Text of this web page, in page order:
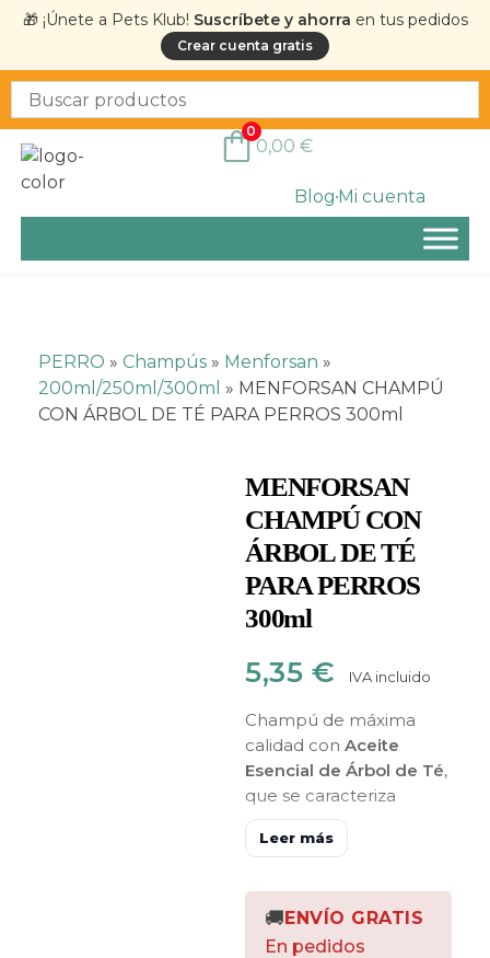
🎁 ¡Únete a Pets Klub! Suscríbete y ahorra en tus pedidos
Crear cuenta gratis
BlogMi cuenta
0
0,00 €
PERRO » Champús » Menforsan »
200ml/250ml/300ml » MENFORSAN CHAMPÚ
CON ÁRBOL DE TÉ PARA PERROS 300ml
MENFORSAN
CHAMPÚ CON
ÁRBOL DE TÉ
PARA PERROS
300ml
5,35 € IVA incluido
Champú de máxima
calidad con Aceite
Esencial de Árbol de Té,
que se caracteriza
principalmente por
sucapacidad de aliviar
(prurito), yotras
molestias
relacionadascon
Leer más
🚚 ENVÍO GRATIS
En pedidos